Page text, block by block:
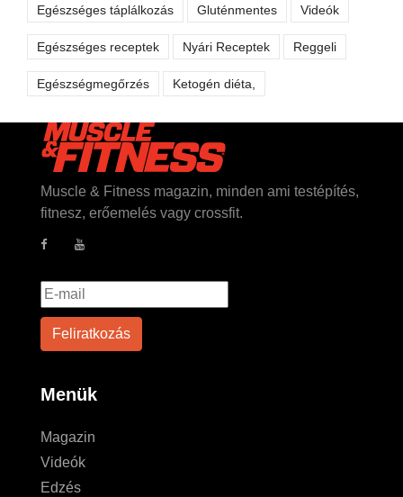
Egészséges táplálkozás Gluténmentes Videók
Egészséges receptek Nyári Receptek Reggeli
Egészségmegőrzés Ketogén diéta,
Muscle & Fitness magazin, minden ami testépítés,
fitnesz, erőemelés vagy crossfit.
Menük
Magazin
Videók
Edzés